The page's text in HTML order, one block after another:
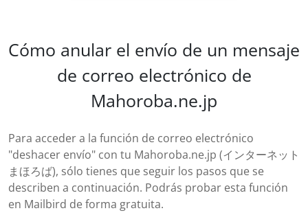
Cómo anular el envío de un mensaje
de correo electrónico de
Mahoroba.ne.jp
Para acceder a la función de correo electrónico
"deshacer envío" con tu Mahoroba.ne.jp (インターネット
まほろば), sólo tienes que seguir los pasos que se
describen a continuación. Podrás probar esta función
en Mailbird de forma gratuita.